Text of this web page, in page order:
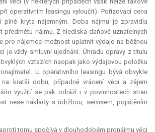
operativním leasingu vyloučit). Pořizovací cena
plně kryta nájemným. Doba nájmu je zpravidla
předmětu nájmu. Z hlediska daňově uznatelných
pro nájemce možnost uplatnit výdaje na běžnou
je vždy smluvní ujednání. Úhradu opravy z titulu
vztazích naopak jako výdajovou položku
U operativního leasingu bývá obvykle
na kratší dobu, případně vrácení věci a zájem
využití se pak odráží i v povinnostech stran
nese náklady s údržbou, servisem, pojištěním
tomu spočívá v dlouhodobém pronájmu věci